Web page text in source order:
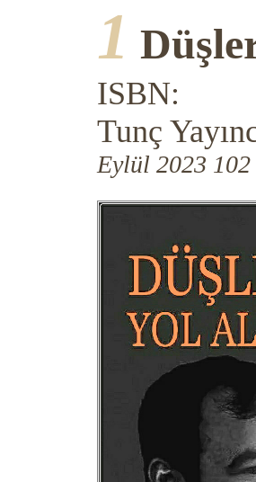
1
ISBN:
Tunç
Eylül 2023 102